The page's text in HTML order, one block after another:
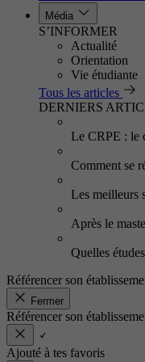
Média
S’INFORMER
Actualité
Orientation
Vie étudiante
Tous les articles
DERNIERS
Le CRPE : le
Comment se
Les meilleurs
Après le
Quelles
Référencer son
Fermer
Référencer son
Ajouté à tes favoris